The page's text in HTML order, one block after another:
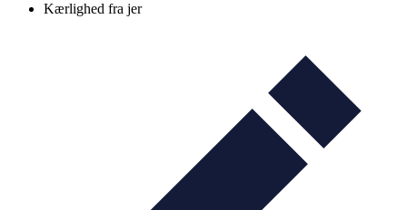
Kærlighed fra jer